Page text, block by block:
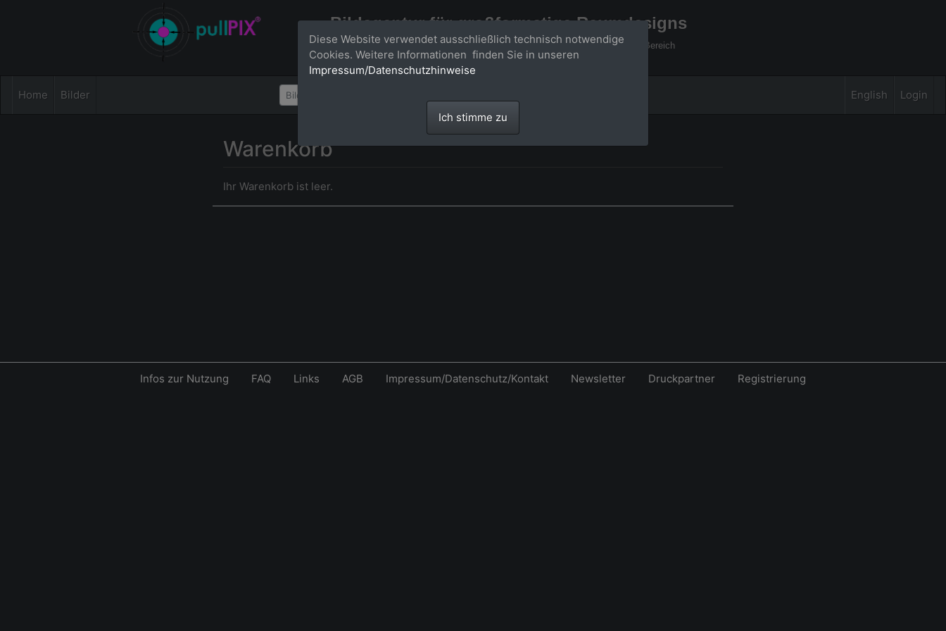
Bildagentur für großformatige Raumdesigns
Großformatige Bilder - über 100 Meter große 'largeformat' Fotos im Gigapixel Bereich
Home Bilder English Login
Warenkorb
Ihr Warenkorb ist leer.
Diese Website verwendet ausschließlich technisch notwendige
Cookies. Weitere Informationen finden Sie in unseren
Impressum/Datenschutzhinweise
Ich stimme zu
Infos zur Nutzung FAQ Links AGB Impressum/Datenschutz/Kontakt Newsletter Druckpartner Registrierung